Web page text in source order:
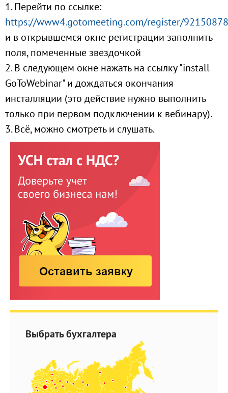
1. Перейти по ссылке:
https://www4.gotomeeting.com/register/
и в открывшемся окне регистрации заполнить
поля, помеченные звездочкой
2. В следующем окне нажать на ссылку "install
GoToWebinar" и дождаться окончания
инсталляции (это действие нужно выполнить
только при первом подключении к вебинару).
3. Всё, можно смотреть и слушать.
Выбрать бухгалтера